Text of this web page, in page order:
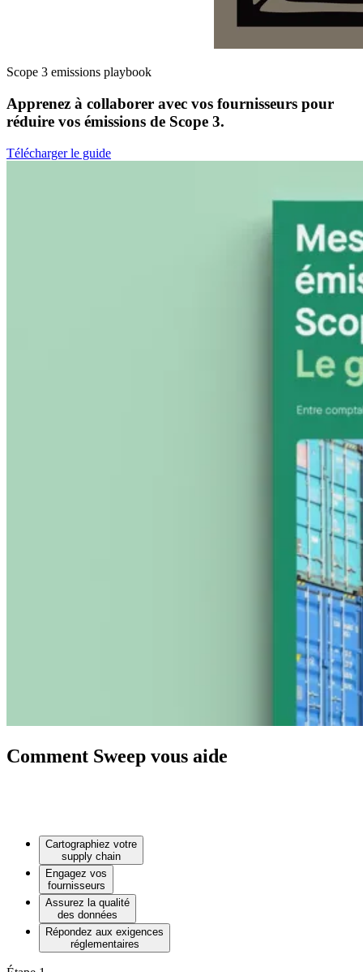
Scope 3 emissions playbook
Apprenez à collaborer avec vos fournisseurs pour
réduire vos émissions de Scope 3.
Télécharger le guide
Comment Sweep vous aide
Cartographiez votre
supply chain
Engagez vos
fournisseurs
Assurez la qualité
des données
Répondez aux exigences
réglementaires